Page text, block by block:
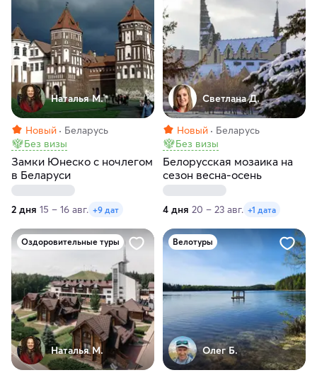
Наталья М.
Новый
Беларусь
Без визы
Замки Юнеско с ночлегом
в Беларуси
2 дня 15 – 16 авг. +9 дат
Светлана Д.
Новый
Беларусь
Без визы
Белорусская мозаика на
сезон весна-осень
4 дня 20 – 23 авг. +1 дата
Оздоровительные туры
Наталья М.
Велотуры
Олег Б.